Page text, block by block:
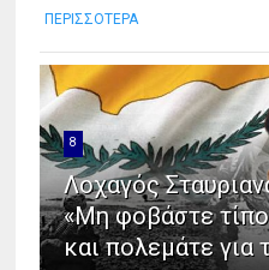
ΠΕΡΙΣΣΟΤΕΡΑ
8
Λοχαγός
«Μη φοβάστε
και πολεμάτε για